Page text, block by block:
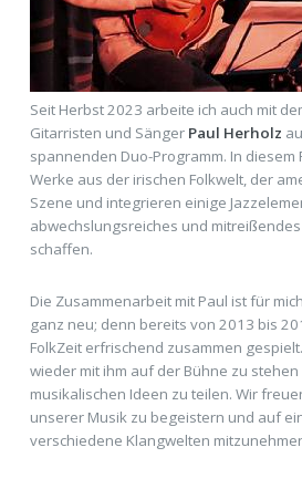
Seit Herbst 2023 arbeite ich auch mit
Gitarristen und Sänger Paul Herholz
spannenden Duo-Programm. In
Werke aus der irischen Folkwelt, der
Szene und integrieren einige
abwechslungsreiches und
schaffen.
Die Zusammenarbeit mit Paul ist für
ganz neu; denn bereits von 2013 bis
FolkZeit erfrischend zusammen
wieder mit ihm auf der Bühne zu
musikalischen Ideen zu teilen. Wir
unserer Musik zu begeistern und auf
verschiedene Klangwelten